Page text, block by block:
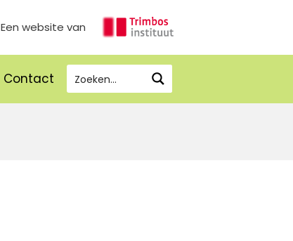
Een website van
Contact